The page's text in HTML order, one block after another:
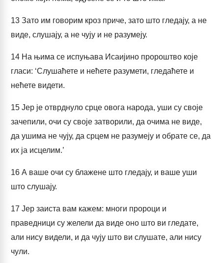
13 Зато им говорим кроз приче, зато што гледају, а не
виде, слушају, а не чују и не разумеју.
14 На њима се испуњава Исаијино пророштво које
гласи: ‘Слушаћете и нећете разумети, гледаћете и
нећете видети.
15 Јер је отврднуло срце овога народа, уши су своје
зачепили, очи су своје затворили, да очима не виде,
да ушима не чују, да срцем не разумеју и обрате се, да
их ја исцелим.’
16 А ваше очи су блажене што гледају, и ваше уши
што слушају.
17 Јер заиста вам кажем: многи пророци и
праведници су желели да виде оно што ви гледате,
али нису видели, и да чују што ви слушате, али нису
чули.